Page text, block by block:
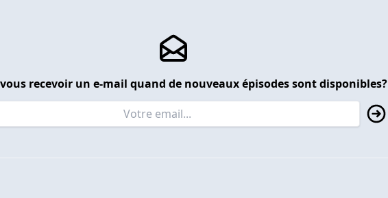
recevoir un e-mail quand de nouveaux épisodes sont disponibles?